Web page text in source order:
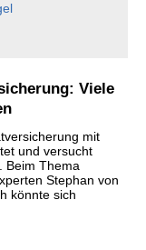
Viele
mit
und versucht
Beim Thema
Stephan von
könnte sich